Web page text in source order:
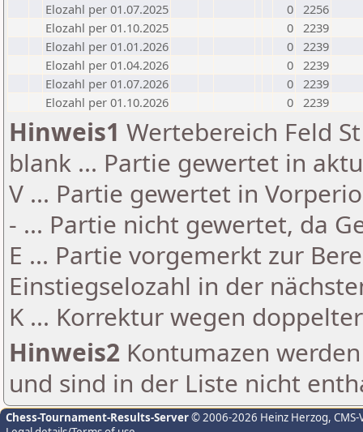
Elozahl per 01.07.2025
0 2256
Elozahl per 01.10.2025
0 2239
Elozahl per 01.01.2026
0 2239
Elozahl per 01.04.2026
0 2239
Elozahl per 01.07.2026
0 2239
Elozahl per 01.10.2026
0 2239
Hinweis1 Wertebereich Feld
blank ... Partie gewertet in
V ... Partie gewertet in
- ... Partie nicht gewertet, da
E ... Partie vorgemerkt zur
Einstiegselozahl in der
K ... Korrektur wegen
Hinweis2 Kontumazen
und sind in der Liste nicht
Chess-Tournament-Results-Server© 2006-2026 Heinz Herzog,